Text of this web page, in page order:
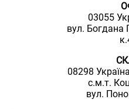
03055
вул. Богдана
08298
с.м.т.
вул.